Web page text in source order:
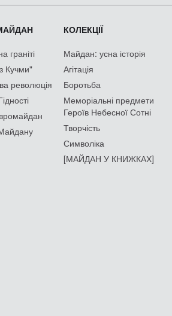
граніті
Кучми"
революція
КОЛЕКЦІЇ
Майдан: усна історія
Агітація
Боротьба
Меморіальні предмети
Героїв Небесної Сотні
Творчість
Символіка
[МАЙДАН У КНИЖКАХ]